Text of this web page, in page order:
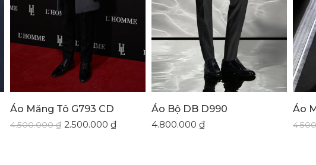
Áo Măng Tô G793 CD
4.500.000₫ 2.500.000 ₫
Áo Bộ DB D990
4.800.000 ₫
Áo